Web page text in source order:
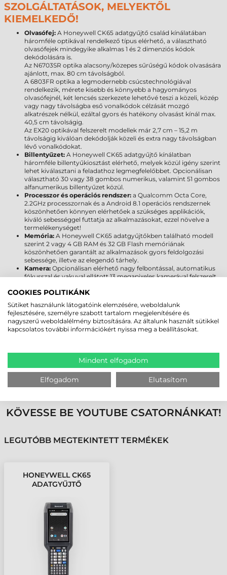
SZOLGÁLTATÁSOK, MELYEKTŐL
KIEMELKEDŐ!
Olvasófej: A Honeywell CK65 adatgyűjtő család kínálatában
háromféle optikával rendelkező típus elérhető, a választható
olvasófejek mindegyike alkalmas 1 és 2 dimenziós kódok
dekódolására is.
Az N6703SR optika alacsony/közepes sűrűségű kódok olvasására
ajánlott, max. 80 cm távolságból.
A 6803FR optika a legmodernebb csúcstechnológiával
rendelkezik, mérete kisebb és könnyebb a hagyományos
olvasófejnél, két lencsés szerkezete lehetővé teszi a közeli, közép
vagy nagy távolságba eső vonalkódok célzását mozgó
alkatrészek nélkül, ezáltal gyors és hatékony olvasást kínál max.
40,5 cm távolságig.
Az EX20 optikával felszerelt modellek már 2,7 cm – 15,2 m
távolságig kiválóan dekódolják közeli és extra nagy távolságban
lévő vonalkódokat.
Billentyűzet: A Honeywell CK65 adatgyűjtő kínálatban
háromféle billentyűkiosztást elérhető, melyek közül igény szerint
lehet kiválasztani a feladathoz legmegfelelőbbet. Opcionálisan
választható 30 vagy 38 gombos numerikus, valamint 51 gombos
alfanumerikus billentyűzet közül.
Processzor és operációs rendszer: a Qualcomm Octa Core,
2.2GHz processzornak és a Android 8.1 operációs rendszernek
köszönhetően könnyen elérhetőek a szükséges applikációk,
kiváló sebességgel futtatja az alkalmazásokat, ezzel növelve a
termelékenységet!
Memória: A Honeywell CK65 adatgyűjtőkben található modell
szerint 2 vagy 4 GB RAM és 32 GB Flash memóriának
köszönhetően garantált az alkalmazások gyors feldolgozási
sebessége, illetve az elegendő tárhely.
Kamera: Opcionálisan elérhető nagy felbontással, automatikus
fókusszal és vakuval ellátott 13 megapixeles kamerával felszerelt
bármilyen fényviszonyok között dokumentálhatja a
szállítmányok, az eszközállomány, stb. állapotát.
Kézi vagy pisztoly kivitel:A Honeywell CK65 adatgyűjtőhöz
opcionálisan vásárolható pisztoly fogantyú, amely segítségével
bármikor átalakítható kéziből pisztolyos kivitelre.
MEGBÍZHAT BENNÜNK! ISMERJE MEG
VÁSÁRLÓINK VÉLEMÉNYÉT
KÖVESSE BE YOUTUBE CSATORNÁNKAT!
LEGUTÓBB MEGTEKINTETT TERMÉKEK
HONEYWELL CK65
ADATGYŰJTŐ
COOKIES POLITIKÁNK
Sütiket használunk látogatóink elemzésére, weboldalunk
fejlesztésére, személyre szabott tartalom megjelenítésére és
nagyszerű weboldalélmény biztosítására. Az általunk használt sütikkel
kapcsolatos további információkért nyissa meg a beállításokat.
Mindent elfogadom
Elfogadom Elutasítom